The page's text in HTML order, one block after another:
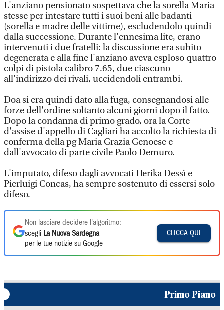
L'anziano pensionato sospettava che la sorella Maria
stesse per intestare tutti i suoi beni alle badanti
(sorella e madre delle vittime), escludendolo quindi
dalla successione. Durante l'ennesima lite, erano
intervenuti i due fratelli: la discussione era subito
degenerata e alla fine l'anziano aveva esploso quattro
colpi di pistola calibro 7.65, due ciascuno
all'indirizzo dei rivali, uccidendoli entrambi.
Doa si era quindi dato alla fuga, consegnandosi alle
forze dell'ordine soltanto alcuni giorni dopo il fatto.
Dopo la condanna di primo grado, ora la Corte
d'assise d'appello di Cagliari ha accolto la richiesta di
conferma della pg Maria Grazia Genoese e
dall'avvocato di parte civile Paolo Demuro.
L'imputato, difeso dagli avvocati Herika Dessì e
Pierluigi Concas, ha sempre sostenuto di essersi solo
difeso.
Non lasciare decidere l'algoritmo:
scegli La Nuova Sardegna
per le tue notizie su Google
CLICCA QUI
Primo Piano